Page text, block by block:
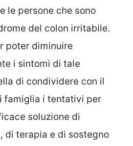
le persone che sono
del colon irritabile.
poter diminuire
i sintomi di tale
di condividere con il
famiglia i tentativi per
soluzione di
, di terapia e di sostegno